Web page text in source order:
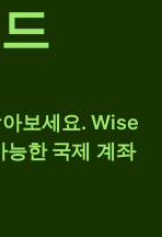
보세요. Wise
능한 국제 계좌